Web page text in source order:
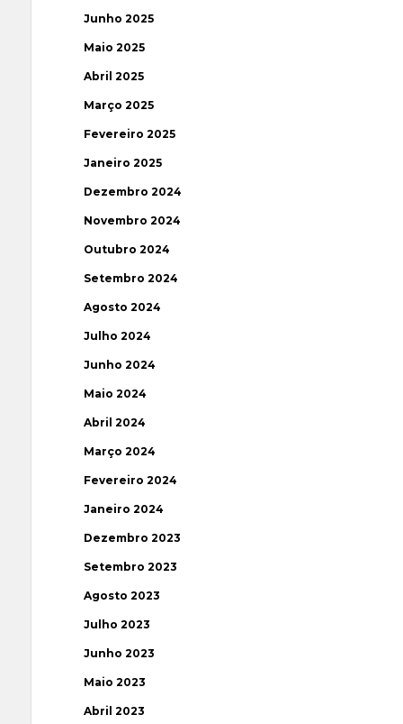
Junho 2025
Maio 2025
Abril 2025
Março 2025
Fevereiro 2025
Janeiro 2025
Dezembro 2024
Novembro 2024
Outubro 2024
Setembro 2024
Agosto 2024
Julho 2024
Junho 2024
Maio 2024
Abril 2024
Março 2024
Fevereiro 2024
Janeiro 2024
Dezembro 2023
Setembro 2023
Agosto 2023
Julho 2023
Junho 2023
Maio 2023
Abril 2023